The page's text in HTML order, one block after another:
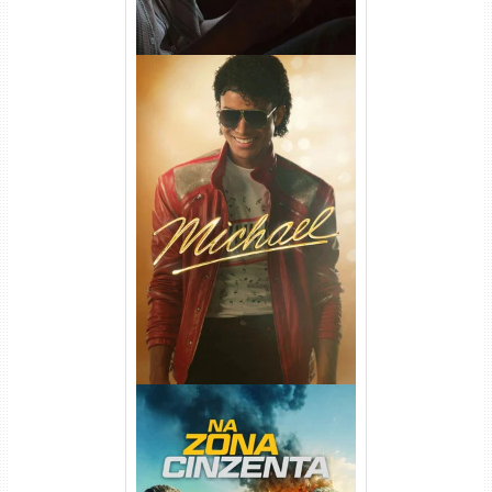
Michael Torrent (2026) WEB-
DL 1080p/4K Dual Áudio